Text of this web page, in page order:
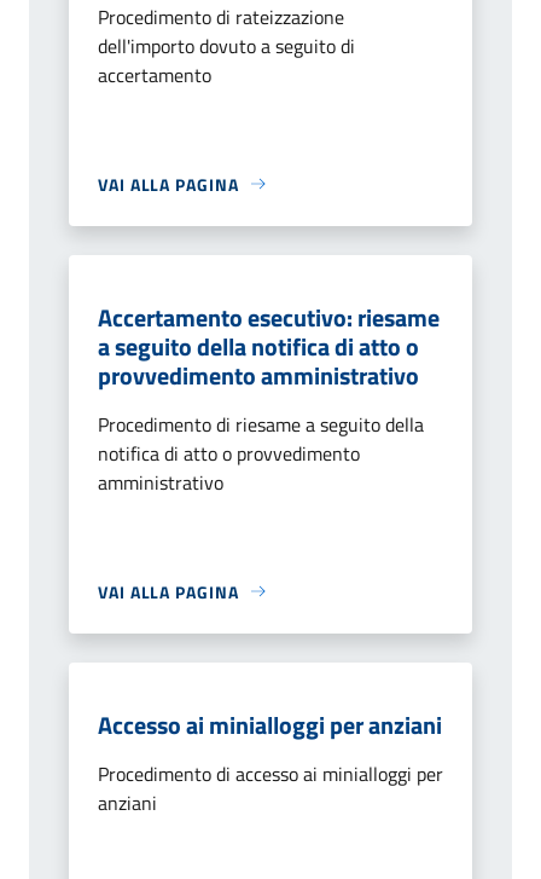
Procedimento di rateizzazione
dell'importo dovuto a seguito di
accertamento
VAI ALLA PAGINA
Accertamento esecutivo: riesame
a seguito della notifica di atto o
provvedimento amministrativo
Procedimento di riesame a seguito della
notifica di atto o provvedimento
amministrativo
VAI ALLA PAGINA
Accesso ai minialloggi per anziani
Procedimento di accesso ai minialloggi per
anziani